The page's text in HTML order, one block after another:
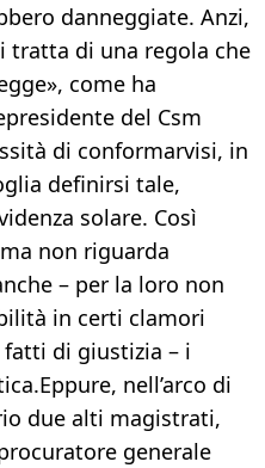
danneggiate. Anzi,
tratta di una regola che
come ha
del Csm
di conformarvisi, in
definirsi tale,
solare. Così
non riguarda
– per la loro non
in certi clamori
di giustizia – i
nell’arco di
due alti magistrati,
generale